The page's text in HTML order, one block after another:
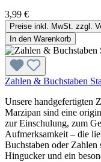
3,99 €
Preise inkl. MwSt. zzgl.
In den Warenkorb
Zahlen & Buchstaben
Unsere handgefertigten
Marzipan sind eine
zur Einschulung, zum
Aufmerksamkeit – die
Buchstaben oder
Hingucker und ein